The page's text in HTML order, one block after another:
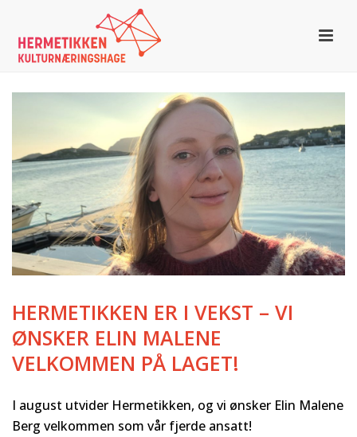
HERMETIKKEN ER I VEKST – VI
ØNSKER ELIN MALENE
VELKOMMEN PÅ LAGET!
I august utvider Hermetikken, og vi ønsker Elin Malene
Berg velkommen som vår fjerde ansatt!